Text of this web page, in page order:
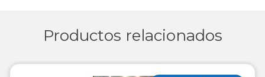
Productos relacionados